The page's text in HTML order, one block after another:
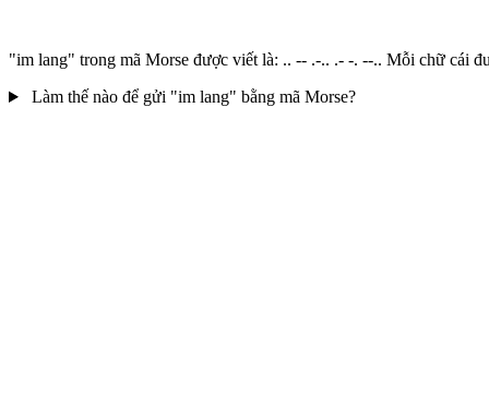
"im lang" trong mã Morse được viết là: .. -- .-.. .- -. --.. Mỗi chữ cái
Làm thế nào để gửi "im lang" bằng mã Morse?